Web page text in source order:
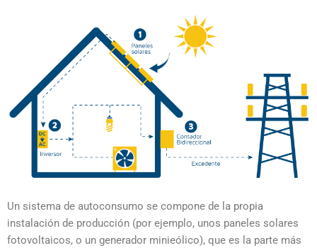
Un sistema de autoconsumo se compone de la propia
instalación de producción (por ejemplo, unos paneles solares
fotovoltaicos, o un generador minieólico), que es la parte más